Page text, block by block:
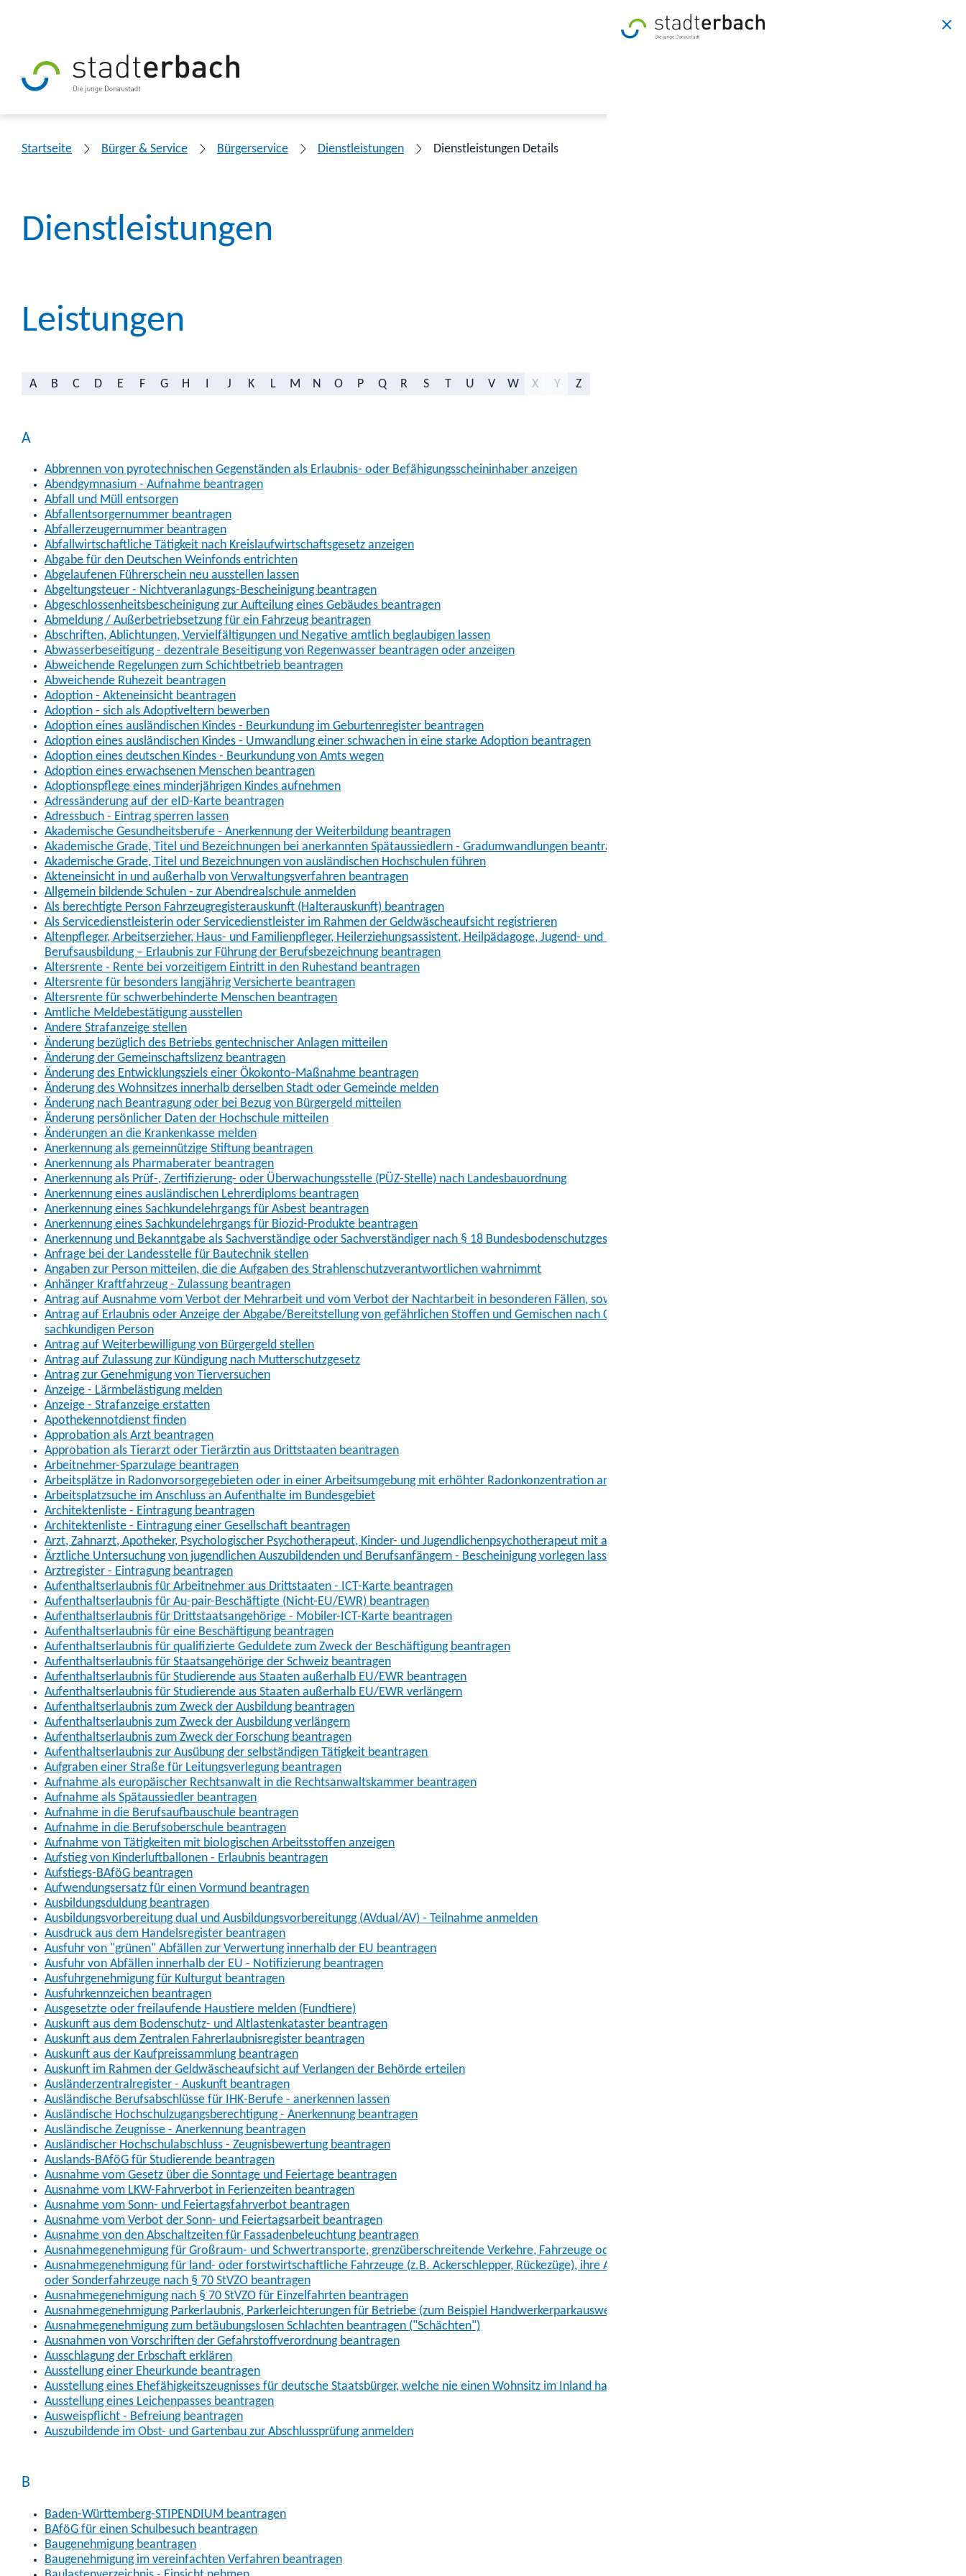
Startseite Bürger & Service Bürgerservice Dienstleistungen Dienstleistungen Details
Dienstleistungen
Leistungen
A B C D E F G H J K L M N O P Q R S T U V W X Y Z
A
Abbrennen von pyrotechnischen Gegenständen als Erlaubnis- oder Befähigungsscheininhaber anzeigen
Abendgymnasium - Aufnahme beantragen
Abfall und Müll entsorgen
Abfallentsorgernummer beantragen
Abfallerzeugernummer beantragen
Abfallwirtschaftliche Tätigkeit nach Kreislaufwirtschaftsgesetz anzeigen
Abgabe für den Deutschen Weinfonds entrichten
Abgelaufenen Führerschein neu ausstellen lassen
Abgeltungsteuer - Nichtveranlagungs-Bescheinigung beantragen
Abgeschlossenheitsbescheinigung zur Aufteilung eines Gebäudes beantragen
Abmeldung / Außerbetriebsetzung für ein Fahrzeug beantragen
Abschriften, Ablichtungen, Vervielfältigungen und Negative amtlich beglaubigen lassen
Abwasserbeseitigung - dezentrale Beseitigung von Regenwasser beantragen oder anzeigen
Abweichende Regelungen zum Schichtbetrieb beantragen
Abweichende Ruhezeit beantragen
Adoption - Akteneinsicht beantragen
Adoption - sich als Adoptiveltern bewerben
Adoption eines ausländischen Kindes - Beurkundung im Geburtenregister beantragen
Adoption eines ausländischen Kindes - Umwandlung einer schwachen in eine starke Adoption beantragen
Adoption eines deutschen Kindes - Beurkundung von Amts wegen
Adoption eines erwachsenen Menschen beantragen
Adoptionspflege eines minderjährigen Kindes aufnehmen
Adressänderung auf der eID-Karte beantragen
Adressbuch - Eintrag sperren lassen
Akademische Gesundheitsberufe - Anerkennung der Weiterbildung beantragen
Akademische Grade, Titel und Bezeichnungen bei anerkannten Spätaussiedlern - Gradumwandlungen beantragen
Akademische Grade, Titel und Bezeichnungen von ausländischen Hochschulen führen
Akteneinsicht in und außerhalb von Verwaltungsverfahren beantragen
Allgemein bildende Schulen - zur Abendrealschule anmelden
Als berechtigte Person Fahrzeugregisterauskunft (Halterauskunft) beantragen
Als Servicedienstleisterin oder Servicedienstleister im Rahmen der Geldwäscheaufsicht registrieren
Altenpfleger, Arbeitserzieher, Haus- und Familienpfleger, Heilerziehungsassistent, Heilpädagoge, Jugend- und Heimerzieher, Sozialarbeiter, Sozialpädagoge mit ausländischer
Berufsausbildung – Erlaubnis zur Führung der Berufsbezeichnung beantragen
Altersrente - Rente bei vorzeitigem Eintritt in den Ruhestand beantragen
Altersrente für besonders langjährig Versicherte beantragen
Altersrente für schwerbehinderte Menschen beantragen
Amtliche Meldebestätigung ausstellen
Andere Strafanzeige stellen
Änderung bezüglich des Betriebs gentechnischer Anlagen mitteilen
Änderung der Gemeinschaftslizenz beantragen
Änderung des Entwicklungsziels einer Ökokonto-Maßnahme beantragen
Änderung des Wohnsitzes innerhalb derselben Stadt oder Gemeinde melden
Änderung nach Beantragung oder bei Bezug von Bürgergeld mitteilen
Änderung persönlicher Daten der Hochschule mitteilen
Änderungen an die Krankenkasse melden
Anerkennung als gemeinnützige Stiftung beantragen
Anerkennung als Pharmaberater beantragen
Anerkennung als Prüf-, Zertifizierung- oder Überwachungsstelle (PÜZ-Stelle) nach Landesbauordnung
Anerkennung eines ausländischen Lehrerdiploms beantragen
Anerkennung eines Sachkundelehrgangs für Asbest beantragen
Anerkennung eines Sachkundelehrgangs für Biozid-Produkte beantragen
Anerkennung und Bekanntgabe als Sachverständige oder Sachverständiger nach § 18 Bundesbodenschutzgesetz
Anfrage bei der Landesstelle für Bautechnik stellen
Angaben zur Person mitteilen, die die Aufgaben des Strahlenschutzverantwortlichen wahrnimmt
Anhänger Kraftfahrzeug - Zulassung beantragen
Antrag auf Ausnahme vom Verbot der Mehrarbeit und vom Verbot der Nachtarbeit in besonderen Fällen, sowie der Art der Arbeit und dem Arbeitstempo
Antrag auf Erlaubnis oder Anzeige der Abgabe/Bereitstellung von gefährlichen Stoffen und Gemischen nach ChemVerbotsV sowie Änderungsanzeigen bei Wechsel der
sachkundigen Person
Antrag auf Weiterbewilligung von Bürgergeld stellen
Antrag auf Zulassung zur Kündigung nach Mutterschutzgesetz
Antrag zur Genehmigung von Tierversuchen
Anzeige - Lärmbelästigung melden
Anzeige - Strafanzeige erstatten
Apothekennotdienst finden
Approbation als Arzt beantragen
Approbation als Tierarzt oder Tierärztin aus Drittstaaten beantragen
Arbeitnehmer-Sparzulage beantragen
Arbeitsplätze in Radonvorsorgegebieten oder in einer Arbeitsumgebung mit erhöhter Radonkonzentration anmelden
Arbeitsplatzsuche im Anschluss an Aufenthalte im Bundesgebiet
Architektenliste - Eintragung beantragen
Architektenliste - Eintragung einer Gesellschaft beantragen
Arzt, Zahnarzt, Apotheker, Psychologischer Psychotherapeut, Kinder- und Jugendlichenpsychotherapeut mit ausländischer Berufsausbildung – Approbation beantragen
Ärztliche Untersuchung von jugendlichen Auszubildenden und Berufsanfängern - Bescheinigung vorlegen lassen
Arztregister - Eintragung beantragen
Aufenthaltserlaubnis für Arbeitnehmer aus Drittstaaten - ICT-Karte beantragen
Aufenthaltserlaubnis für Au-pair-Beschäftigte (Nicht-EU/EWR) beantragen
Aufenthaltserlaubnis für Drittstaatsangehörige - Mobiler-ICT-Karte beantragen
Aufenthaltserlaubnis für eine Beschäftigung beantragen
Aufenthaltserlaubnis für qualifizierte Geduldete zum Zweck der Beschäftigung beantragen
Aufenthaltserlaubnis für Staatsangehörige der Schweiz beantragen
Aufenthaltserlaubnis für Studierende aus Staaten außerhalb EU/EWR beantragen
Aufenthaltserlaubnis für Studierende aus Staaten außerhalb EU/EWR verlängern
Aufenthaltserlaubnis zum Zweck der Ausbildung beantragen
Aufenthaltserlaubnis zum Zweck der Ausbildung verlängern
Aufenthaltserlaubnis zum Zweck der Forschung beantragen
Aufenthaltserlaubnis zur Ausübung der selbständigen Tätigkeit beantragen
Aufgraben einer Straße für Leitungsverlegung beantragen
Aufnahme als europäischer Rechtsanwalt in die Rechtsanwaltskammer beantragen
Aufnahme als Spätaussiedler beantragen
Aufnahme in die Berufsaufbauschule beantragen
Aufnahme in die Berufsoberschule beantragen
Aufnahme von Tätigkeiten mit biologischen Arbeitsstoffen anzeigen
Aufstieg von Kinderluftballonen - Erlaubnis beantragen
Aufstiegs-BAföG beantragen
Aufwendungsersatz für einen Vormund beantragen
Ausbildungsduldung beantragen
Ausbildungsvorbereitung dual und Ausbildungsvorbereitungg (AVdual/AV) - Teilnahme anmelden
Ausdruck aus dem Handelsregister beantragen
Ausfuhr von "grünen" Abfällen zur Verwertung innerhalb der EU beantragen
Ausfuhr von Abfällen innerhalb der EU - Notifizierung beantragen
Ausfuhrgenehmigung für Kulturgut beantragen
Ausfuhrkennzeichen beantragen
Ausgesetzte oder freilaufende Haustiere melden (Fundtiere)
Auskunft aus dem Bodenschutz- und Altlastenkataster beantragen
Auskunft aus dem Zentralen Fahrerlaubnisregister beantragen
Auskunft aus der Kaufpreissammlung beantragen
Auskunft im Rahmen der Geldwäscheaufsicht auf Verlangen der Behörde erteilen
Ausländerzentralregister - Auskunft beantragen
Ausländische Berufsabschlüsse für IHK-Berufe - anerkennen lassen
Ausländische Hochschulzugangsberechtigung - Anerkennung beantragen
Ausländische Zeugnisse - Anerkennung beantragen
Ausländischer Hochschulabschluss - Zeugnisbewertung beantragen
Auslands-BAföG für Studierende beantragen
Ausnahme vom Gesetz über die Sonntage und Feiertage beantragen
Ausnahme vom LKW-Fahrverbot in Ferienzeiten beantragen
Ausnahme vom Sonn- und Feiertagsfahrverbot beantragen
Ausnahme vom Verbot der Sonn- und Feiertagsarbeit beantragen
Ausnahme von den Abschaltzeiten für Fassadenbeleuchtung beantragen
Ausnahmegenehmigung für Großraum- und Schwertransporte, grenzüberschreitende Verkehre, Fahrzeuge oder Fahrzeugkombinationen nach § 70 StVZO beantragen
Ausnahmegenehmigung für land- oder forstwirtschaftliche Fahrzeuge (z.B. Ackerschlepper, Rückezüge), ihre Anhänger, Arbeitsmaschinen (z.B. Gabelstapler, Mähdrescher)
oder Sonderfahrzeuge nach § 70 StVZO beantragen
Ausnahmegenehmigung nach § 70 StVZO für Einzelfahrten beantragen
Ausnahmegenehmigung Parkerlaubnis, Parkerleichterungen für Betriebe (zum Beispiel Handwerkerparkausweis)
Ausnahmegenehmigung zum betäubungslosen Schlachten beantragen ("Schächten")
Ausnahmen von Vorschriften der Gefahrstoffverordnung beantragen
Ausschlagung der Erbschaft erklären
Ausstellung einer Eheurkunde beantragen
Ausstellung eines Ehefähigkeitszeugnisses für deutsche Staatsbürger, welche nie einen Wohnsitz im Inland hatten
Ausstellung eines Leichenpasses beantragen
Ausweispflicht - Befreiung beantragen
Auszubildende im Obst- und Gartenbau zur Abschlussprüfung anmelden
B
Baden-Württemberg-STIPENDIUM beantragen
BAföG für einen Schulbesuch beantragen
Baugenehmigung beantragen
Baugenehmigung im vereinfachten Verfahren beantragen